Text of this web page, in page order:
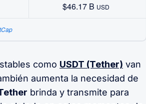
$46.17 B USD
como USDT (Tether) van
aumenta la necesidad de
brinda y transmite para